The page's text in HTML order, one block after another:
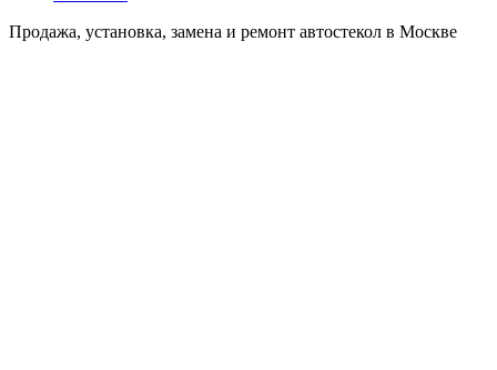
Продажа, установка, замена и ремонт автостекол в Москве